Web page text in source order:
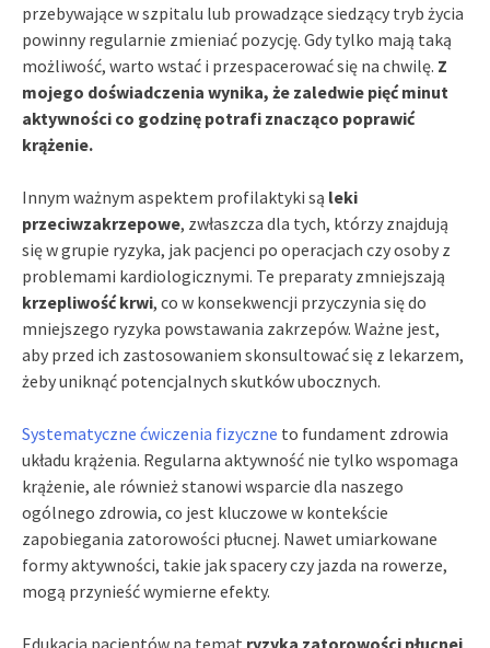
przebywające w szpitalu lub prowadzące siedzący tryb życia
powinny regularnie zmieniać pozycję. Gdy tylko mają taką
możliwość, warto wstać i przespacerować się na chwilę. Z
mojego doświadczenia wynika, że zaledwie pięć minut
aktywności co godzinę potrafi znacząco poprawić
krążenie.
Innym ważnym aspektem profilaktyki są leki
przeciwzakrzepowe, zwłaszcza dla tych, którzy znajdują
się w grupie ryzyka, jak pacjenci po operacjach czy osoby z
problemami kardiologicznymi. Te preparaty zmniejszają
krzepliwość krwi, co w konsekwencji przyczynia się do
mniejszego ryzyka powstawania zakrzepów. Ważne jest,
aby przed ich zastosowaniem skonsultować się z lekarzem,
żeby uniknąć potencjalnych skutków ubocznych.
Systematyczne ćwiczenia fizyczne to fundament zdrowia
układu krążenia. Regularna aktywność nie tylko wspomaga
krążenie, ale również stanowi wsparcie dla naszego
ogólnego zdrowia, co jest kluczowe w kontekście
zapobiegania zatorowości płucnej. Nawet umiarkowane
formy aktywności, takie jak spacery czy jazda na rowerze,
mogą przynieść wymierne efekty.
Edukacja pacjentów na temat ryzyka zatorowości płucnej